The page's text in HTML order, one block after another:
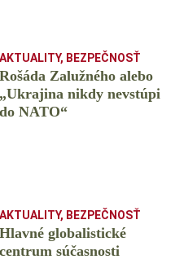
AKTUALITY, BEZPEČNOSŤ
Rošáda Zalužného alebo
„Ukrajina nikdy nevstúpi
do NATO“
AKTUALITY, BEZPEČNOSŤ
Hlavné globalistické
centrum súčasnosti